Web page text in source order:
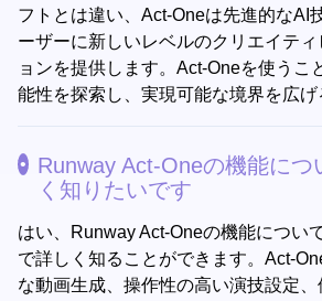
フトとは違い、Act-Oneは先進的なAI
ーザーに新しいレベルのクリエイテ
ョンを提供します。Act-Oneを使うこ
能性を探索し、実現可能な境界を広げ
Runway Act-Oneの機能につ
く知りたいです
はい、Runway Act-Oneの機能につい
で詳しく知ることができます。Act-
な動画生成、操作性の高い演技設定